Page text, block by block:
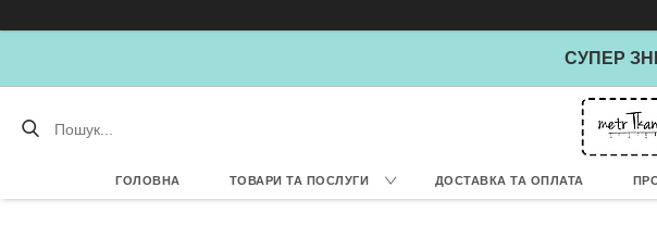
СУПЕР
ГОЛОВНА ТОВАРИ ТА ПОСЛУГИ ДОСТАВКА ТА ОПЛАТА